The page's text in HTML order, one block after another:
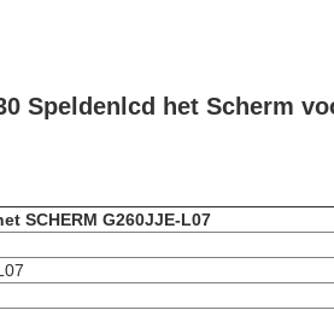
Speldenlcd het Scherm
SCHERM G260JJE-L07